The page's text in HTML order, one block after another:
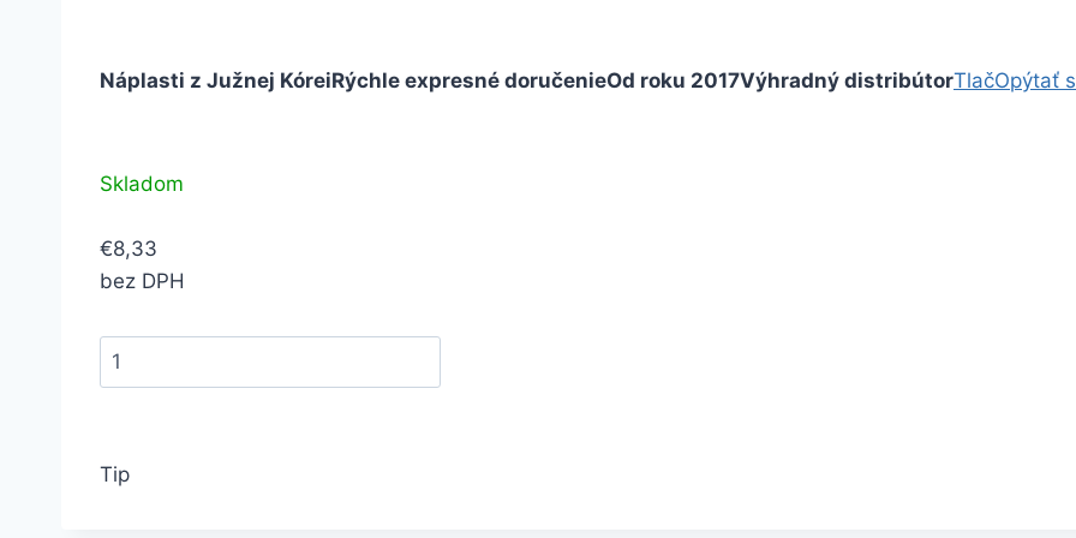
Náplasti z Južnej KóreiRýchle expresné doručenieOd roku 2017Výhradný distribútorTlačOpýtať
Skladom
€8,33
bez DPH
Tip